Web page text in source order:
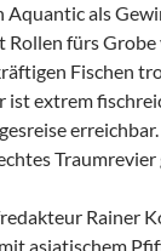
Aquantic als
fürs Grobe
Fischen
ist extrem
Rainer
asiatischem